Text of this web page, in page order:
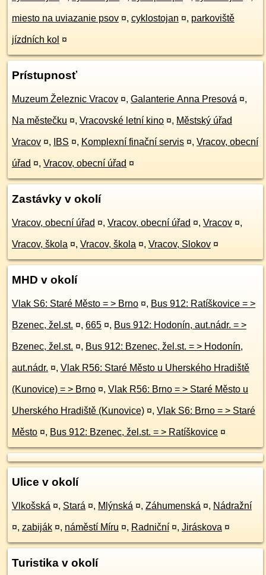
miesto na uviazanie psov ¤, cyklostojan ¤, parkoviště
jízdních kol ¤
Prístupnosť
Muzeum Železnic Vracov ¤, Galanterie Anna Presová ¤,
Na městečku ¤, Vracovské letní kino ¤, Městský úřad
Vracov ¤, IBS ¤, Komplexní finační servis ¤, Vracov, obecní
úřad ¤, Vracov, obecní úřad ¤
Zastávky v okolí
Vracov, obecní úřad ¤, Vracov, obecní úřad ¤, Vracov ¤,
Vracov, škola ¤, Vracov, škola ¤, Vracov, Slokov ¤
MHD v okolí
Vlak S6: Staré Město = > Brno ¤, Bus 912: Ratíškovice = >
Bzenec, žel.st. ¤, 665 ¤, Bus 912: Hodonín, aut.nádr. = >
Bzenec, žel.st. ¤, Bus 912: Bzenec, žel.st. = > Hodonín,
aut.nádr. ¤, Vlak R56: Staré Město u Uherského Hradiště
(Kunovice) = > Brno ¤, Vlak R56: Brno = > Staré Město u
Uherského Hradiště (Kunovice) ¤, Vlak S6: Brno = > Staré
Město ¤, Bus 912: Bzenec, žel.st. = > Ratíškovice ¤
Ulice v okolí
Vlkošská ¤, Stará ¤, Mlýnská ¤, Záhumenská ¤, Nádražní
¤, zabiják ¤, náměstí Míru ¤, Radniční ¤, Jiráskova ¤
Turistika v okolí